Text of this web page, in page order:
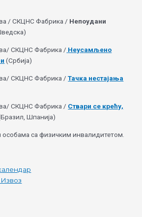
/ СКЦНС Фабрика / Непоудани
СКЦНС Фабрика / Неусамљено
(Србија)
СКЦНС Фабрика /Тачка нестајања
СКЦНС Фабрика / Ствари се крећу,
Шпанија)
особама са физичким инвалидитетом.